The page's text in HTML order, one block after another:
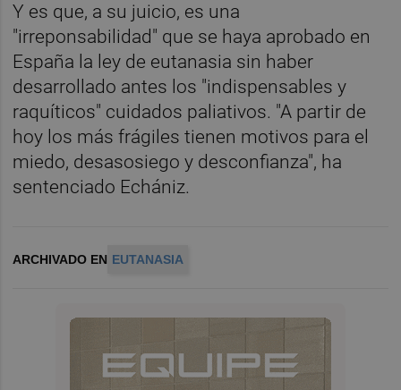
Y es que, a su juicio, es una
"irreponsabilidad" que se haya aprobado en
España la ley de eutanasia sin haber
desarrollado antes los "indispensables y
raquíticos" cuidados paliativos. "A partir de
hoy los más frágiles tienen motivos para el
miedo, desasosiego y desconfianza", ha
sentenciado Echániz.
ARCHIVADO EN EUTANASIA